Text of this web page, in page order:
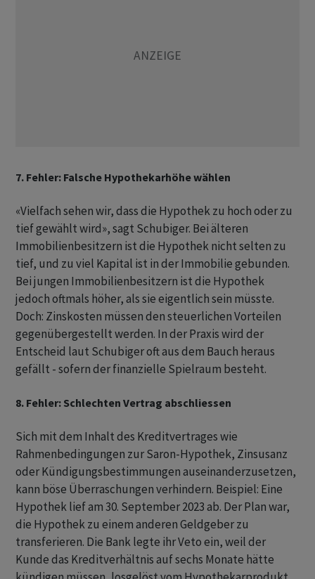
7. Fehler: Falsche Hypothekarhöhe wählen
«Vielfach sehen wir, dass die Hypothek zu hoch oder zu
tief gewählt wird», sagt Schubiger. Bei älteren
Immobilienbesitzern ist die Hypothek nicht selten zu
tief, und zu viel Kapital ist in der Immobilie gebunden.
Bei jungen Immobilienbesitzern ist die Hypothek
jedoch oftmals höher, als sie eigentlich sein müsste.
Doch: Zinskosten müssen den steuerlichen Vorteilen
gegenübergestellt werden. In der Praxis wird der
Entscheid laut Schubiger oft aus dem Bauch heraus
gefällt - sofern der finanzielle Spielraum besteht.
8. Fehler: Schlechten Vertrag abschliessen
Sich mit dem Inhalt des Kreditvertrages wie
Rahmenbedingungen zur Saron-Hypothek, Zinsusanz
oder Kündigungsbestimmungen auseinanderzusetzen,
kann böse Überraschungen verhindern. Beispiel: Eine
Hypothek lief am 30. September 2023 ab. Der Plan war,
die Hypothek zu einem anderen Geldgeber zu
transferieren. Die Bank legte ihr Veto ein, weil der
Kunde das Kreditverhältnis auf sechs Monate hätte